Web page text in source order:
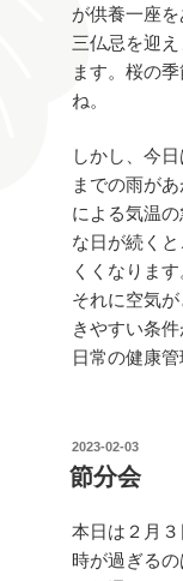
が供養一座を
三仏忌を迎
ます。桜の
ね。
しかし、今
までの雨が
による気温
な日が続く
くくなります
それに空気
きやすい条件
日常の健康管
投
稿
日:
2023-02-03
節分会
本日は２月３
時が過ぎるの